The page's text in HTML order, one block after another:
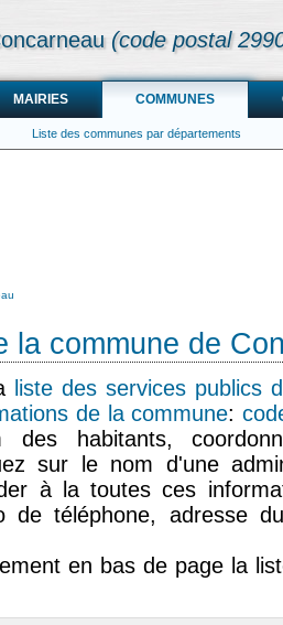
(code postal
MAIRIES COMMUNES
Liste des communes par départements
la commune de
liste des services publics
de la commune:
des habitants,
sur le nom d'une
à la toutes ces
de téléphone, adresse
en bas de page la